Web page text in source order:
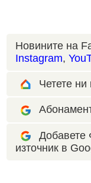
Новините на
Instagram,
Четете
Добавете
източник в